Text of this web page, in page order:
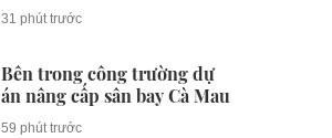
31 phút trước
Bên trong công trường dự
án nâng cấp sân bay Cà Mau
59 phút trước